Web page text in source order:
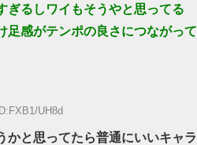
ぎるしワイもそうやと思ってる
足感がテンポの良さにつながって
UH8d
かと思ってたら普通にいいキャラ